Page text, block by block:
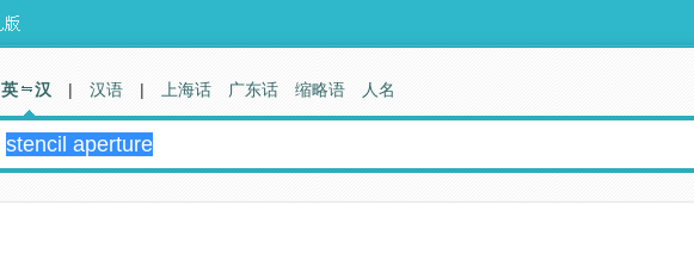
英 汉 | 汉语 | 上海话 广东话 缩略语 人名